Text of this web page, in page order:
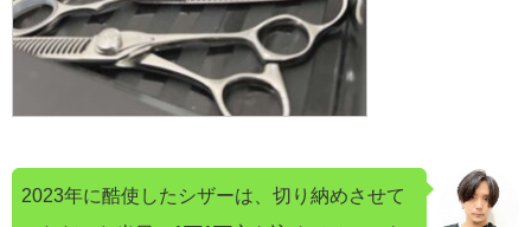
2023年に酷使したシザーは、切り納めさせて